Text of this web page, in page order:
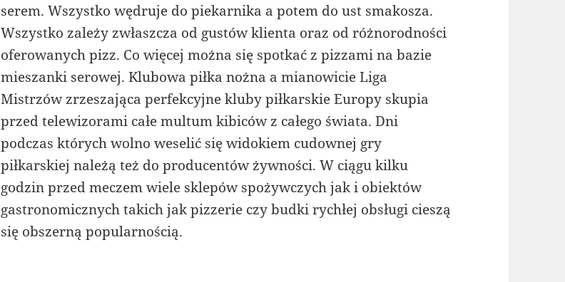
serem. Wszystko wędruje do piekarnika a potem do ust smakosza.
Wszystko zależy zwłaszcza od gustów klienta oraz od różnorodności
oferowanych pizz. Co więcej można się spotkać z pizzami na bazie
mieszanki serowej. Klubowa piłka nożna a mianowicie Liga
Mistrzów zrzeszająca perfekcyjne kluby piłkarskie Europy skupia
przed telewizorami całe multum kibiców z całego świata. Dni
podczas których wolno weselić się widokiem cudownej gry
piłkarskiej należą też do producentów żywności. W ciągu kilku
godzin przed meczem wiele sklepów spożywczych jak i obiektów
gastronomicznych takich jak pizzerie czy budki rychłej obsługi cieszą
się obszerną popularnością.